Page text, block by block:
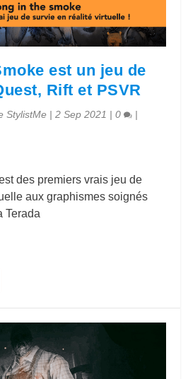
est un jeu de
Rift et PSVR
StylistMe |2 Sep 2021 |0 |
des premiers vrais jeu de
aux graphismes soignés
Terada